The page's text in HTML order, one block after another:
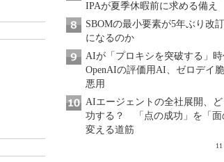
IPAが夏季休暇前に求める備え
SBOMの最小要素が5年ぶり改
になるのか
AIが「プロキシを突破する」
OpenAIの評価用AI、ゼロデイ
悪用
AIエージェントの全社展開、
功する？ 「点の成功」を「面
変える道筋